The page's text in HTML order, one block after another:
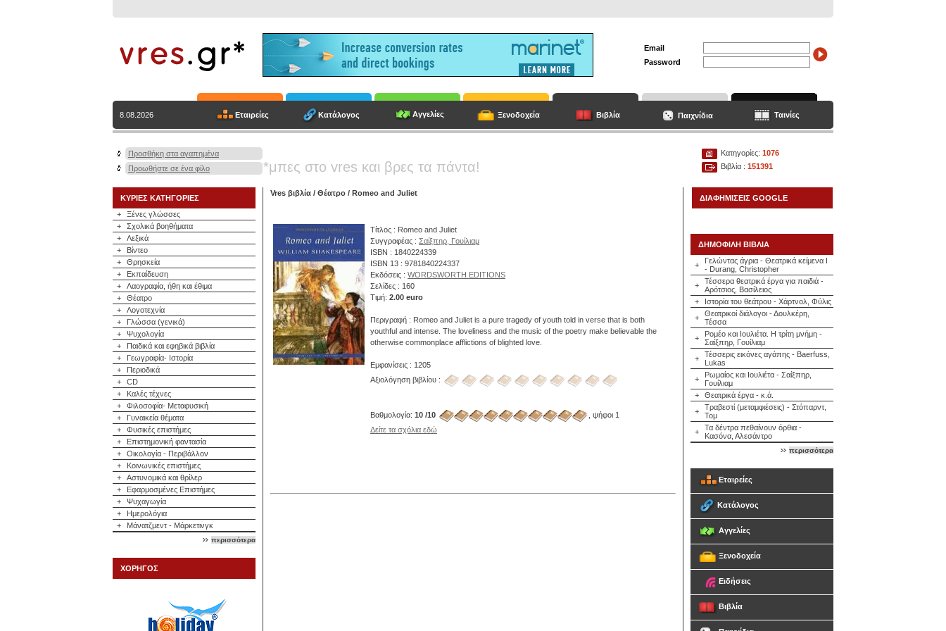
Email
Password
8.08.2026 Εταιρείες Κατάλογος Αγγελίες Ξενοδοχεία Βιβλία Παιχνίδια Ταινίες
Προσθήκη στα αγαπημένα
Προωθήστε σε ένα φίλο
*μπες στο vres και βρες τα πάντα!
Κατηγορίες: 1076
Βιβλία : 151391
ΚΥΡΙΕΣ ΚΑΤΗΓΟΡΙΕΣ
+
Ξένες γλώσσες
+
Σχολικά βοηθήματα
+
Λεξικά
+
Βίντεο
+
Θρησκεία
+
Εκπαίδευση
+
Λαογραφία, ήθη και έθιμα
+
Θέατρο
+
Λογοτεχνία
+
Γλώσσα (γενικά)
+
Ψυχολογία
+
Παιδικά και εφηβικά βιβλία
+
Γεωγραφία- Ιστορία
+
Περιοδικά
+
CD
+
Καλές τέχνες
+
Φιλοσοφία- Μεταφυσική
+
Γυναικεία θέματα
+
Φυσικές επιστήμες
+
Επιστημονική φαντασία
+
Οικολογία - Περιβάλλον
+
Κοινωνικές επιστήμες
+
Αστυνομικά και θρίλερ
+
Εφαρμοσμένες Επιστήμες
+
Ψυχαγωγία
+
Ημερολόγια
+
Μάνατζμεντ - Μάρκετινγκ
περισσότερα
ΧΟΡΗΓΟΣ
Vres βιβλία / Θέατρο / Romeo and Juliet
Τίτλος : Romeo and Juliet
Συγγραφέας : Σαίξπηρ, Γουίλιαμ
ISBN : 1840224339
ISBN 13 : 9781840224337
Εκδόσεις : WORDSWORTH EDITIONS
Σελίδες : 160
Τιμή: 2.00 euro
Περιγραφή : Romeo and Juliet is a pure tragedy of youth told in verse that is both
youthful and intense. The loveliness and the music of the poetry make believable the
otherwise commonplace afflictions of blighted love.
Εμφανίσεις : 1205
Αξιολόγηση βιβλίου :
Βαθμολογία: 10 /10
, ψήφοι 1
Δείτε τα σχόλια εδώ
ΔΙΑΦΗΜΙΣΕΙΣ GOOGLE
ΔΗΜΟΦΙΛΗ ΒΙΒΛΙΑ
+
Γελώντας άγρια - Θεατρικά κείμενα Ι
- Durang, Christopher
+
Τέσσερα θεατρικά έργα για παιδιά -
Αρότσιος, Βασίλειος
+
Ιστορία του θεάτρου - Χάρτνολ, Φύλις
+
Θεατρικοί διάλογοι - Δουλκέρη,
Τέσσα
+
Ρομέο και Ιουλιέτα. Η τρίτη μνήμη -
Σαίξπηρ, Γουίλιαμ
+
Τέσσερις εικόνες αγάπης - Baerfuss,
Lukas
+
Ρωμαίος και Ιουλιέτα - Σαίξπηρ,
Γουίλιαμ
+
Θεατρικά έργα - κ.ά.
+
Τραβεστί (μεταμφιέσεις) - Στόπαρντ,
Τομ
+
Τα δέντρα πεθαίνουν όρθια -
Κασόνα, Αλεσάντρο
περισσότερα
Εταιρείες
Κατάλογος
Αγγελίες
Ξενοδοχεία
Ειδήσεις
Βιβλία